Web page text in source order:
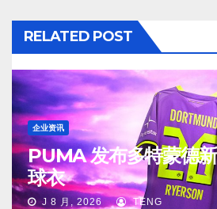
RELATED POST
企业资讯
PUMA 发布多特蒙德
球衣
J 8 月, 2026 TENG